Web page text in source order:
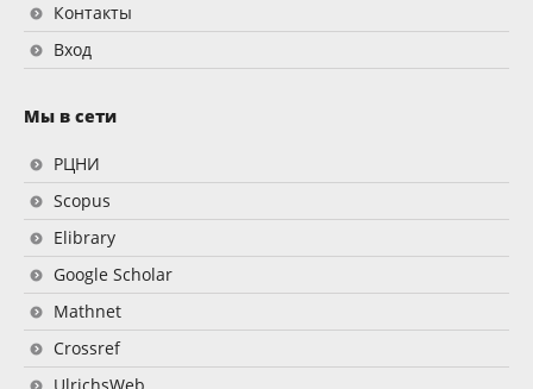
Контакты
Вход
Мы в сети
РЦНИ
Scopus
Elibrary
Google Scholar
Mathnet
Crossref